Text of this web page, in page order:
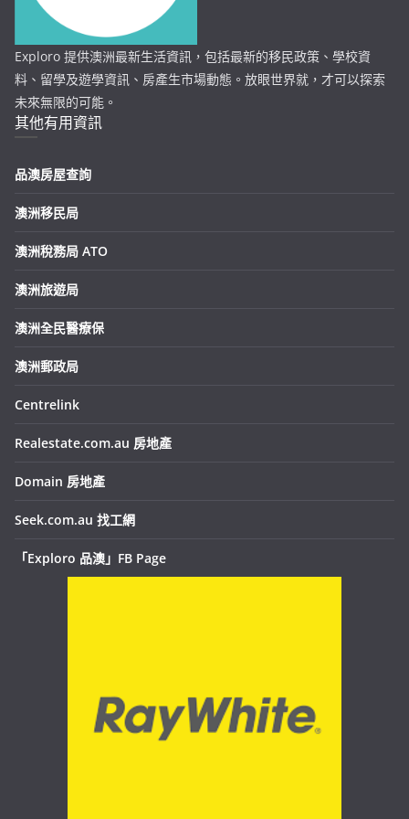
Exploro 提供澳洲最新生活資訊，包括最新的移民政策、學校資
料、留學及遊學資訊、房產生市場動態。放眼世界就，才可以探索
未來無限的可能。
其他有用資訊
品澳房屋查詢
澳洲移民局
澳洲稅務局 ATO
澳洲旅遊局
澳洲全民醫療保
澳洲郵政局
Centrelink
Realestate.com.au 房地產
Domain 房地產
Seek.com.au 找工網
「Exploro 品澳」FB Page